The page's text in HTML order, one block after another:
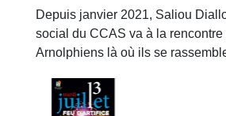
Depuis janvier 2021, Saliou
social du CCAS va à la
Arnolphiens là où ils se